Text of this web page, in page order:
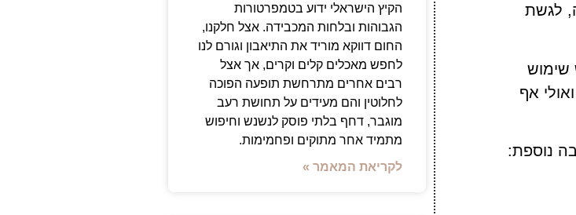
לגשת
שימוש
אף
נוספת:
הקיץ הישראלי ידוע בטמפרטורות
הגבוהות ובלחות המכבידה. אצל חלקנו,
החום דווקא מוריד את התיאבון וגורם לנו
לחפש מאכלים קלים וקרים, אך אצל
רבים אחרים מתרחשת תופעה הפוכה
לחלוטין והם מעידים על תחושת רעב
מוגבר, דחף בלתי פוסק לנשנש וחיפוש
מתמיד אחר מתוקים ופחמימות.
לקריאת המאמר »